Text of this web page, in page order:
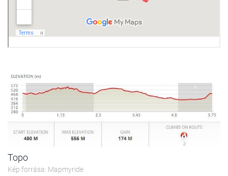
Topo
Kép forrása: Mapmyride